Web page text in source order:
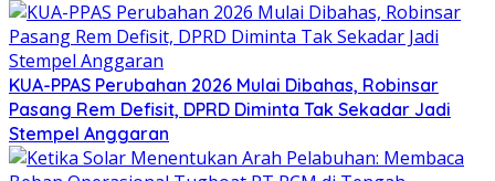
KUA-PPAS Perubahan 2026 Mulai Dibahas, Robinsar
Pasang Rem Defisit, DPRD Diminta Tak Sekadar Jadi
Stempel Anggaran